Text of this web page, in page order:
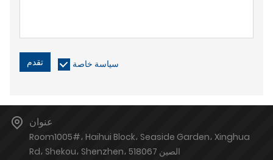
تقدم سياسة خاصة
عنوان
Room1005#، Haihui Block، Seaside Garden، Xinghua
Rd، Shekou، Shenzhen، الصين 518067